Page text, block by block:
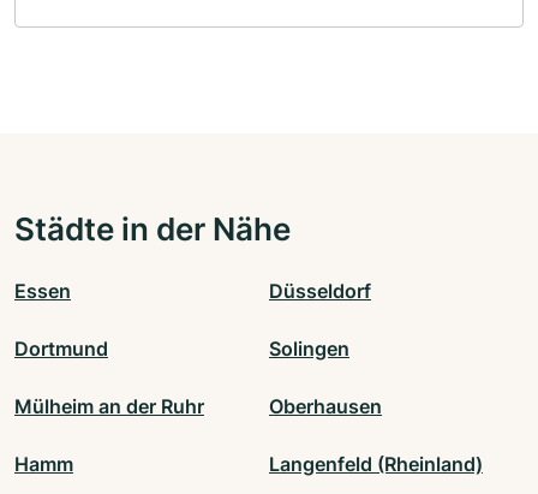
Städte in der Nähe
Essen Düsseldorf
Dortmund Solingen
Mülheim an der Ruhr Oberhausen
Hamm Langenfeld (Rheinland)